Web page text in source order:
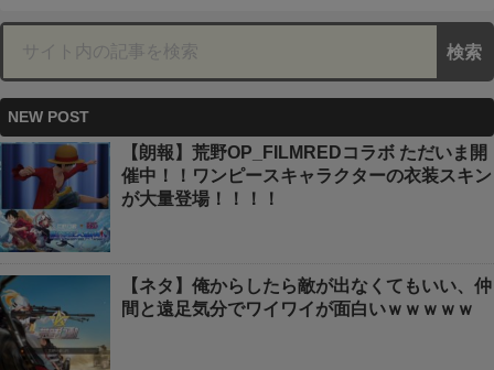
NEW POST
【朗報】荒野OP_FILMREDコラボ ただいま開
催中！！ワンピースキャラクターの衣装スキン
が大量登場！！！！
【ネタ】俺からしたら敵が出なくてもいい、仲
間と遠足気分でワイワイが面白いｗｗｗｗｗ